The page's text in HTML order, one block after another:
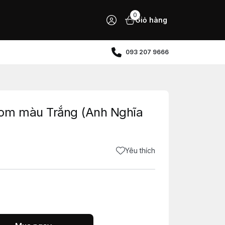
0
Giỏ hàng
093 207 9666
màu Trắng (Anh Nghĩa
Yêu thích